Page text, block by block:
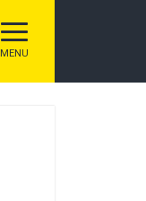
トグル ナビゲーシ
MENU